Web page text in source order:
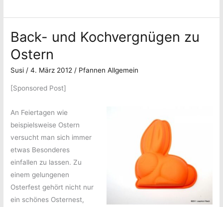
Back- und Kochvergnügen zu
Ostern
Susi/4. März 2012/ Pfannen Allgemein
[Sponsored Post]
An Feiertagen wie
beispielsweise Ostern
versucht man sich immer
etwas Besonderes
einfallen zu lassen. Zu
einem gelungenen
Osterfest gehört nicht nur
ein schönes Osternest,